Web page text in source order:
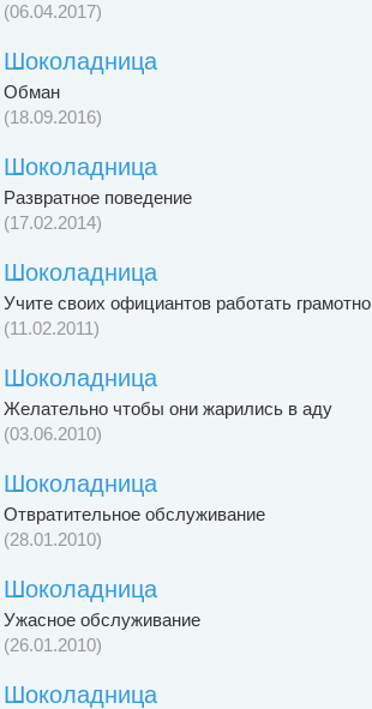
(06.04.2017)
Шоколадница
Обман
(18.09.2016)
Шоколадница
Развратное поведение
(17.02.2014)
Шоколадница
Учите своих официантов работать грамотно
(11.02.2011)
Шоколадница
Желательно чтобы они жарились в аду
(03.06.2010)
Шоколадница
Отвратительное обслуживание
(28.01.2010)
Шоколадница
Ужасное обслуживание
(26.01.2010)
Шоколадница